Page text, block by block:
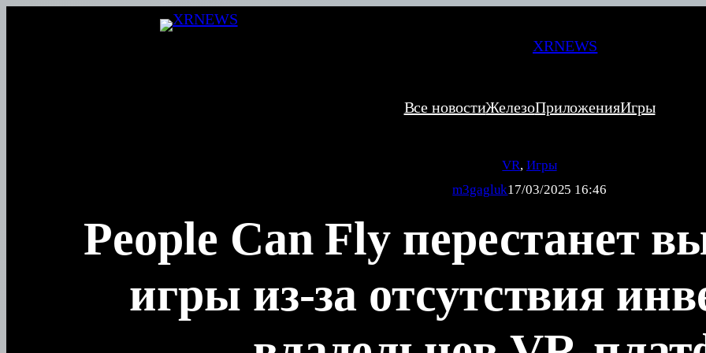
XRNEWS
Все новостиЖелезоПриложенияИгры
VR, Игры
m3gagluk17/03/2025 16:46
People Can Fly перестанет
игры из-за отсутствия